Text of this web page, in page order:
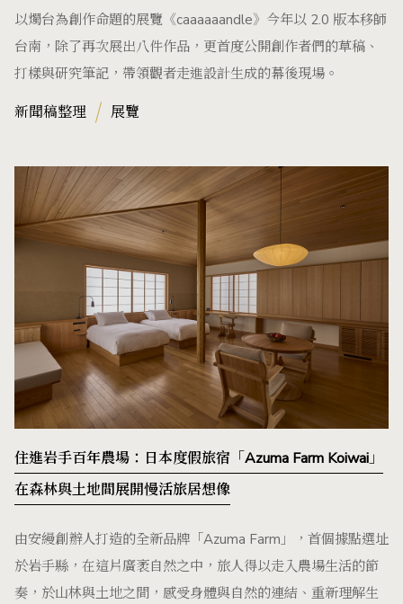
以燭台為創作命題的展覽《caaaaaandle》今年以 2.0 版本移師
台南，除了再次展出八件作品，更首度公開創作者們的草稿、
打樣與研究筆記，帶領觀者走進設計生成的幕後現場。
新聞稿整理 展覽
住進岩手百年農場：日本度假旅宿「Azuma Farm Koiwai」
在森林與土地間展開慢活旅居想像
由安縵創辦人打造的全新品牌「Azuma Farm」，首個據點選址
於岩手縣，在這片廣袤自然之中，旅人得以走入農場生活的節
奏，於山林與土地之間，感受身體與自然的連結、重新理解生